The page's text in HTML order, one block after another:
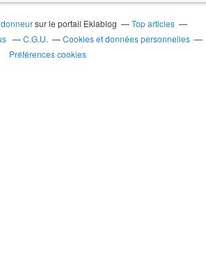
sur le portail Eklablog
Top articles
C.G.U.
Cookies et données personnelles
Préférences cookies